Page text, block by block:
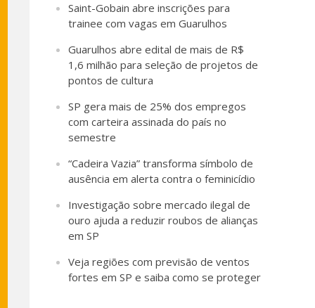
Saint-Gobain abre inscrições para
trainee com vagas em Guarulhos
Guarulhos abre edital de mais de R$
1,6 milhão para seleção de projetos de
pontos de cultura
SP gera mais de 25% dos empregos
com carteira assinada do país no
semestre
“Cadeira Vazia” transforma símbolo de
ausência em alerta contra o feminicídio
Investigação sobre mercado ilegal de
ouro ajuda a reduzir roubos de alianças
em SP
Veja regiões com previsão de ventos
fortes em SP e saiba como se proteger